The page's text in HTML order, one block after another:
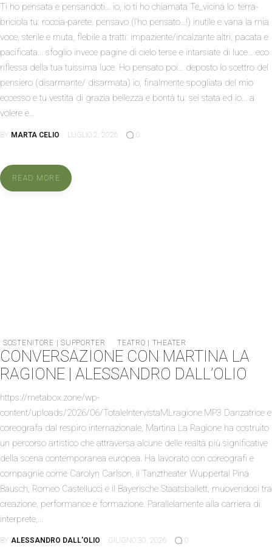
Ti ho pensata e pensandoti… io, io ti ho chiamata Te_vicina Io: terra-
briciola tu: roccia-parete. pensavo (l’ho pensato…!) inutile e vana la mia
voce, sterile e muta, flebile a tratti: impaziente/incalzante altri, pacata e
pacificata… sfoglio invece pagine di cielo terse e intarsiate di luce… eco
riflessa della tua tuissima luce. Ho pensato poi… deposto lo scettro del
pensiero (disarmante/ disarmata) io, finalmente spogliata del mio
eccesso e tu vestita di grazia bellezza e bontà tu: sei stata ed io… a
volere e…
BY MARTA CELIO LUGLIO 2, 2026 0
READ MORE
SOSTENITORE | SUPPORTER TEATRO | THEATER
CONVERSAZIONE CON MARTINA LA
RAGIONE | ALESSANDRO DALL’OLIO
https://metabox.zone/wp-
content/uploads/2026/06/TotaleIntervistaMLragione.MP3 Danzatrice e
coreografa dal respiro internazionale, Martina La Ragione ha costruito
un percorso artistico che attraversa alcune delle realtà più significative
della scena contemporanea europea. Ha lavorato con coreografi e
compagnie come Carolyn Carlson, il Tanztheater Wuppertal Pina
Bausch, Romeo Castellucci e il Bayerische Staatsballett, muovendosi tra
creazione, performance e formazione. Parallelamente alla carriera di
interprete,…
BY ALESSANDRO DALL'OLIO GIUGNO 30, 2026 0